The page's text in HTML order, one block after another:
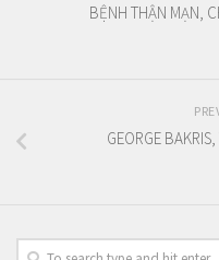
BỆNH THẬN MẠN,
GEORGE